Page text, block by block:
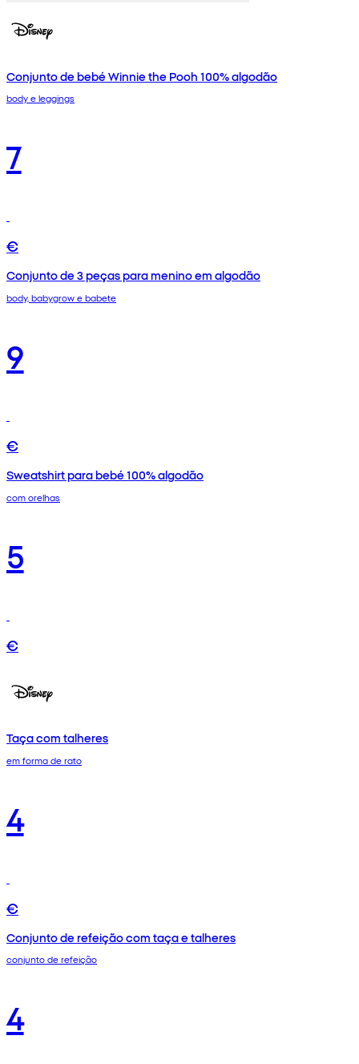
Conjunto de bebé Winnie the Pooh 100% algodão
body e leggings
7
€
Conjunto de 3 peças para menino em algodão
body, babygrow e babete
9
€
Sweatshirt para bebé 100% algodão
com orelhas
5
€
Taça com talheres
em forma de rato
4
€
Conjunto de refeição com taça e talheres
conjunto de refeição
4